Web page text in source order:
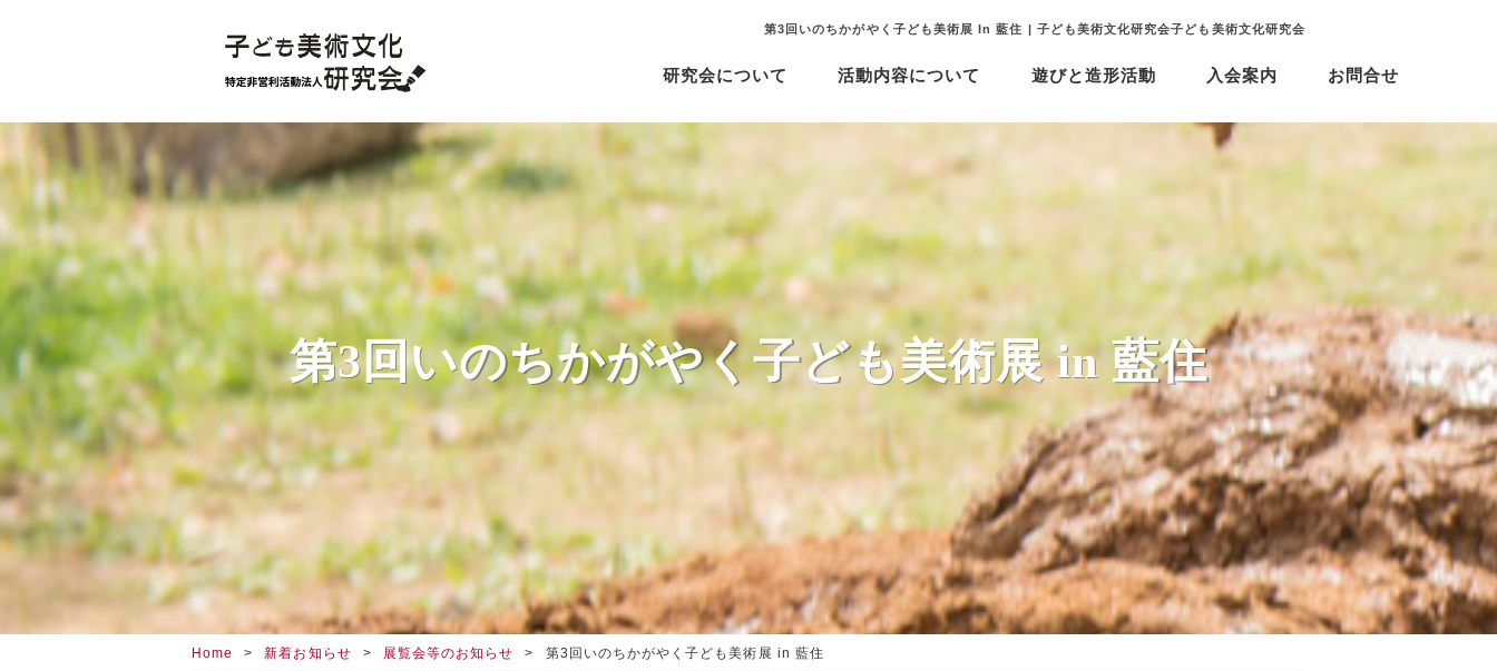
第3回いのちかがやく子ども美術展 In 藍住 | 子ども美術文化研究会子ども美術文化研究会
研究会について 活動内容について 遊びと造形活動 入会案内 お問合せ
Home 新着お知らせ 展覧会等のお知らせ 第3回いのちかがやく子ども美術展 in 藍住
第3回いのちかがやく子ども美術展 in 藍住